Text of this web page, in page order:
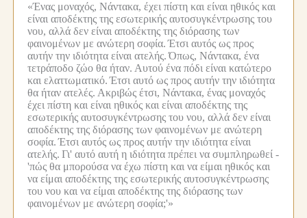
«Ένας μοναχός, Νάντακα, έχει πίστη και είναι ηθικός και
είναι αποδέκτης της εσωτερικής αυτοσυγκέντρωσης του
νου, αλλά δεν είναι αποδέκτης της διόρασης των
φαινομένων με ανώτερη σοφία. Έτσι αυτός ως προς
αυτήν την ιδιότητα είναι ατελής. Όπως, Νάντακα, ένα
τετράποδο ζώο θα ήταν. Αυτού ένα πόδι είναι κατώτερο
και ελαττωματικό. Έτσι αυτό ως προς αυτήν την ιδιότητα
θα ήταν ατελές. Ακριβώς έτσι, Νάντακα, ένας μοναχός
έχει πίστη και είναι ηθικός και είναι αποδέκτης της
εσωτερικής αυτοσυγκέντρωσης του νου, αλλά δεν είναι
αποδέκτης της διόρασης των φαινομένων με ανώτερη
σοφία. Έτσι αυτός ως προς αυτήν την ιδιότητα είναι
ατελής. Γι' αυτό αυτή η ιδιότητα πρέπει να συμπληρωθεί -
'πώς θα μπορούσα να έχω πίστη και να είμαι ηθικός και
να είμαι αποδέκτης της εσωτερικής αυτοσυγκέντρωσης
του νου και να είμαι αποδέκτης της διόρασης των
φαινομένων με ανώτερη σοφία;'»